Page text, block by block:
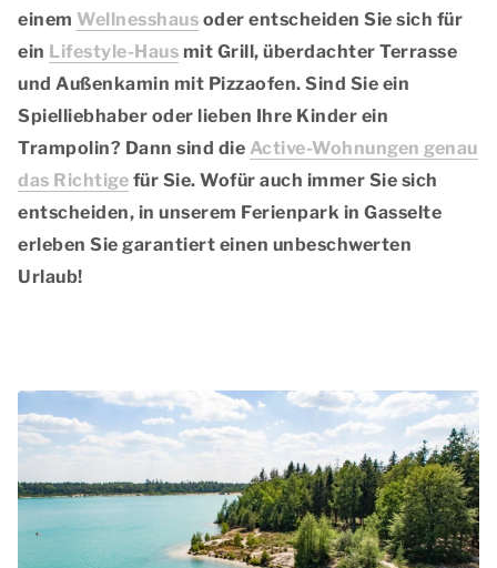
einem Wellnesshaus oder entscheiden Sie sich für
ein Lifestyle-Haus mit Grill, überdachter Terrasse
und Außenkamin mit Pizzaofen. Sind Sie ein
Spielliebhaber oder lieben Ihre Kinder ein
Trampolin? Dann sind die Active-Wohnungen genau
das Richtige für Sie. Wofür auch immer Sie sich
entscheiden, in unserem Ferienpark in Gasselte
erleben Sie garantiert einen unbeschwerten
Urlaub!